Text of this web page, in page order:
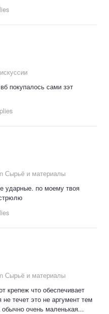
покупалось сами зэт
Сырьё и материалы
ударные. по моему твоя
Сырьё и материалы
крепеж что обеспечивает
течет это не аргумент тем
очень маленькая...